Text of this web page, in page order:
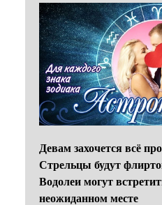
Девам захочется всё
Стрельцы будут
Водолеи могут
неожиданном месте